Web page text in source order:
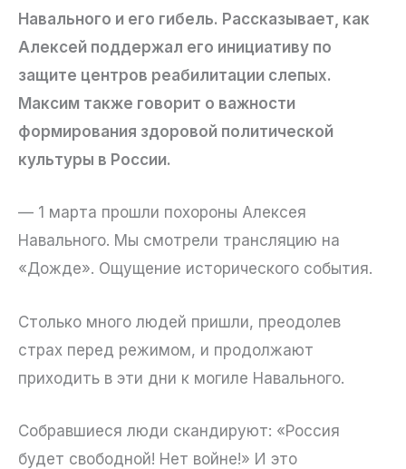
Навального и его гибель. Рассказывает, как
Алексей поддержал его инициативу по
защите центров реабилитации слепых.
Максим также говорит о важности
формирования здоровой политической
культуры в России.
— 1 марта прошли похороны Алексея
Навального. Мы смотрели трансляцию на
«Дожде». Ощущение исторического события.
Столько много людей пришли, преодолев
страх перед режимом, и продолжают
приходить в эти дни к могиле Навального.
Собравшиеся люди скандируют: «Россия
будет свободной! Нет войне!» И это